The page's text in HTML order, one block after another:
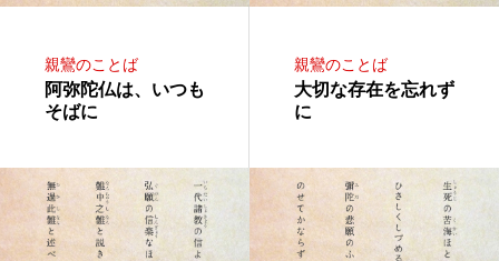
親鸞のことば
阿弥陀仏は、いつも
そばに
親鸞のことば
大切な存在を忘れず
に